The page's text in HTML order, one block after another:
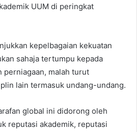
UUM di peringkat
kepelbagaian kekuatan
sahaja tertumpu kepada
perniagaan, malah turut
lain termasuk undang-undang.
global ini didorong oleh
reputasi akademik, reputasi